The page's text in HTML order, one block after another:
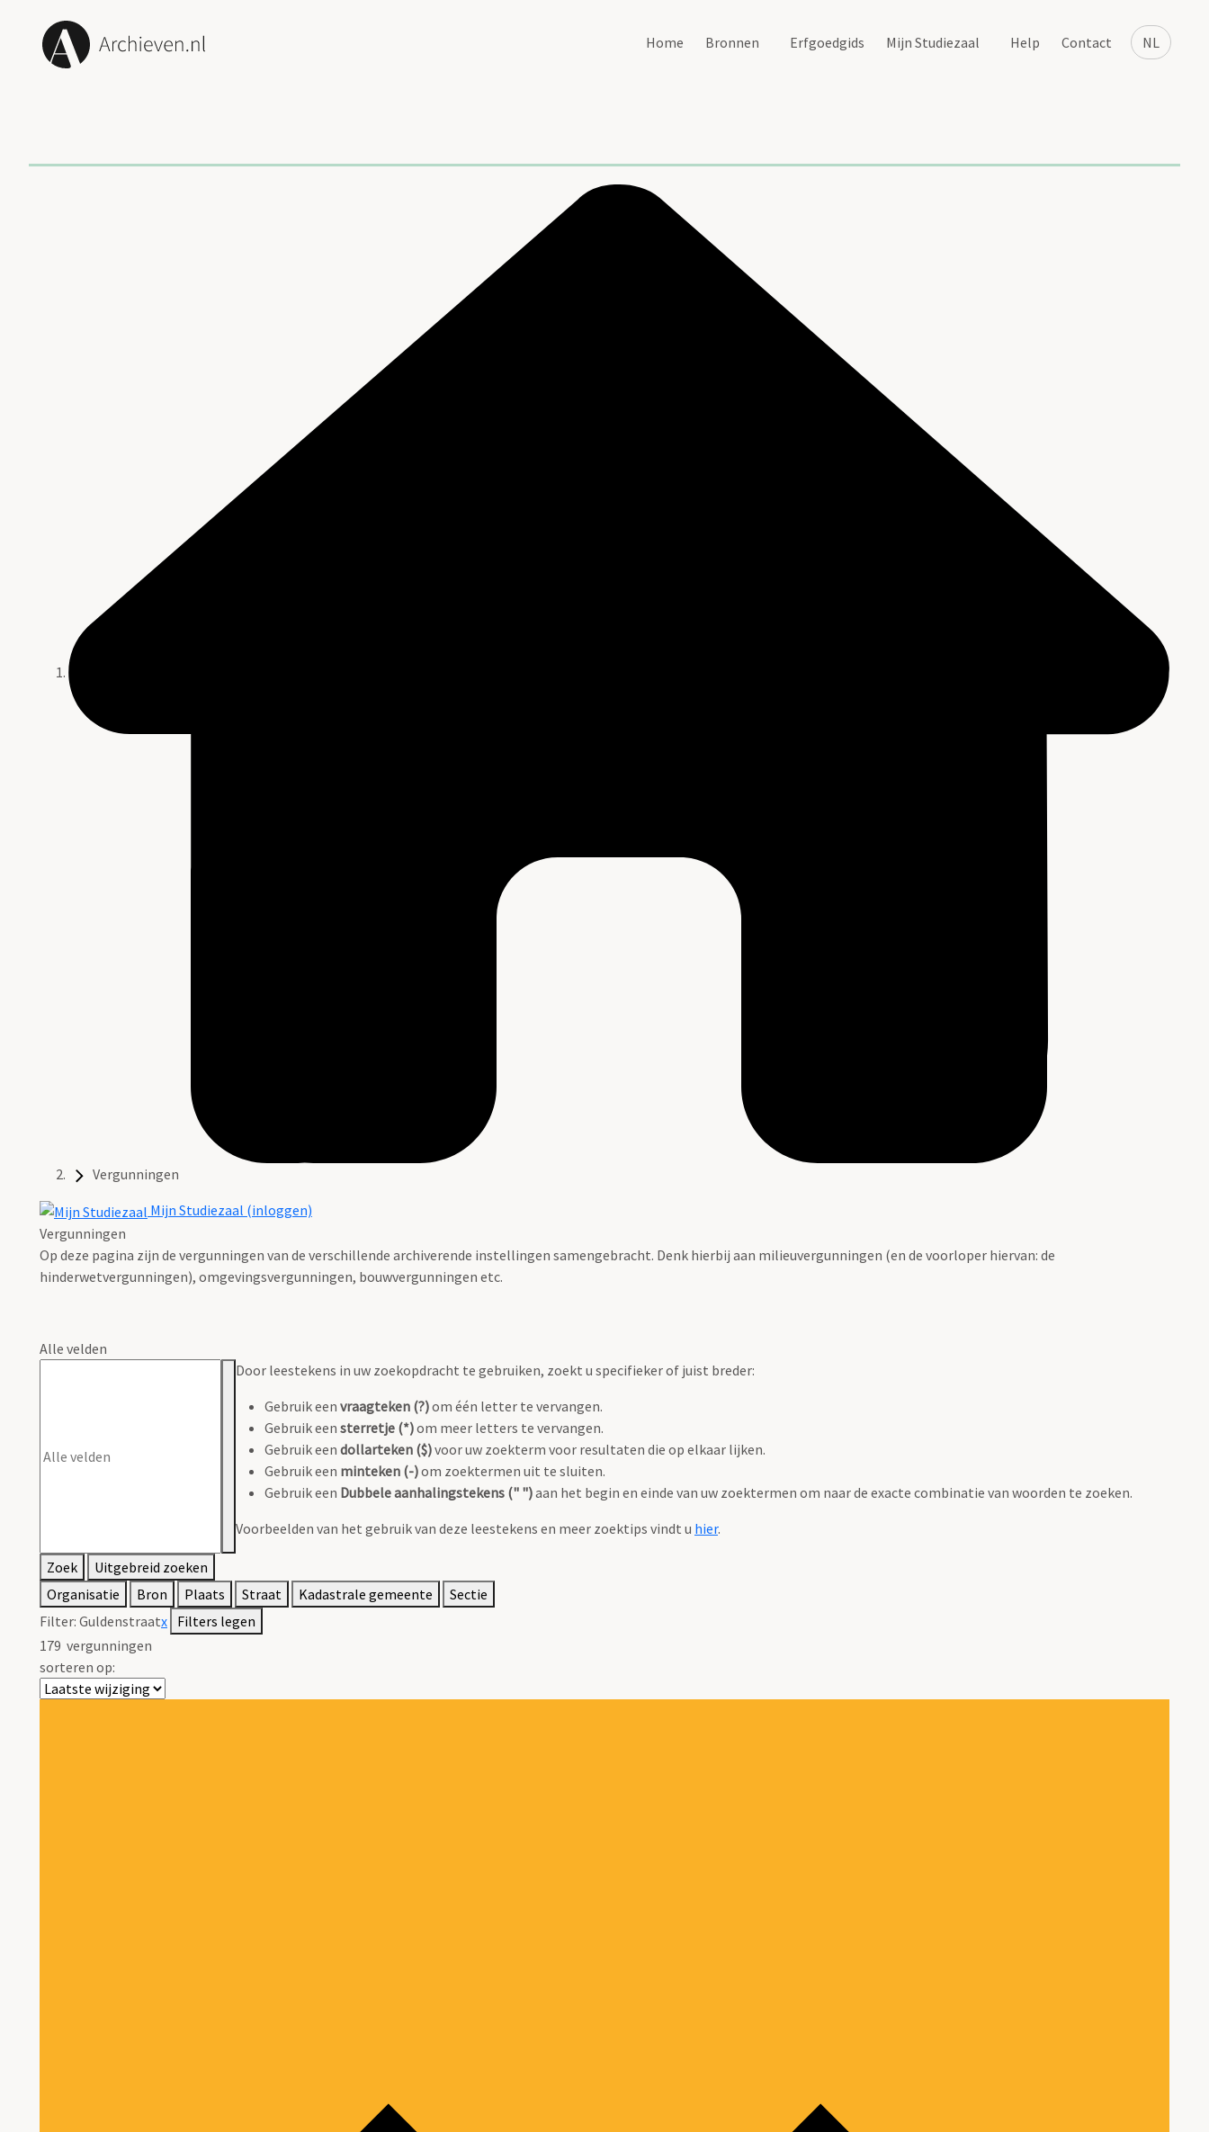
NL
Home Bronnen Erfgoedgids Mijn Studiezaal Help Contact
Vergunningen
Mijn Studiezaal (inloggen)
Vergunningen
Op deze pagina zijn de vergunningen van de verschillende archiverende instellingen samengebracht. Denk hierbij aan milieuvergunningen (en de voorloper hiervan: de
hinderwetvergunningen), omgevingsvergunningen, bouwvergunningen etc.
Alle velden
Door leestekens in uw zoekopdracht te gebruiken, zoekt u specifieker of juist breder:
Gebruik een vraagteken (?)om één letter te vervangen.
Gebruik een sterretje (*)om meer letters te vervangen.
Gebruik een dollarteken ($)voor uw zoekterm voor resultaten die op elkaar lijken.
Gebruik een minteken (-)om zoektermen uit te sluiten.
Gebruik een Dubbele aanhalingstekens (" ")aan het begin en einde van uw zoektermen om naar de exacte combinatie van woorden te zoeken.
Voorbeelden van het gebruik van deze leestekens en meer zoektips vindt u hier.
Zoek
Uitgebreid zoeken
Organisatie
Bron Plaats Straat Kadastrale gemeente
Sectie
Filter: Guldenstraatx Filters legen
179 vergunningen
sorteren op: